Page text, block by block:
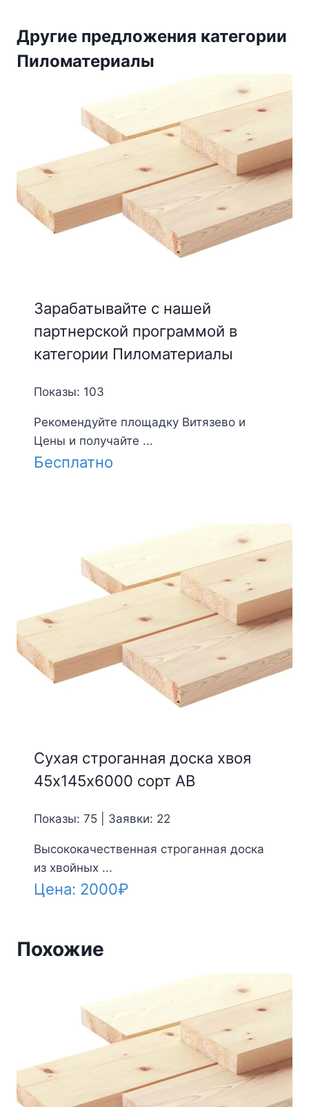
Другие предложения категории
Пиломатериалы
Зарабатывайте с нашей
партнерской программой в
категории Пиломатериалы
Показы: 103
Рекомендуйте площадку Витязево и
Цены и получайте ...
Бесплатно
Сухая строганная доска хвоя
45х145х6000 сорт АВ
Показы: 75 | Заявки: 22
Высококачественная строганная доска
из хвойных ...
Цена: 2000₽
Похожие